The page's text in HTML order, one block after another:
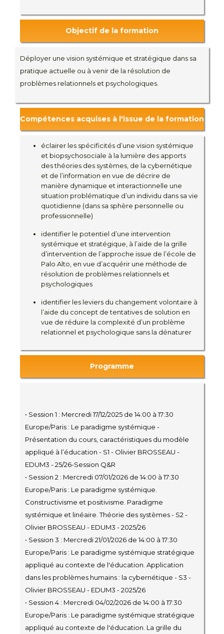
Objectif de la formation
Déployer une vision systémique et stratégique dans sa
pratique actuelle ou à venir de la résolution de
problèmes relationnels et psychologiques.
Compétences acquises à l'issue de la formation
éclairer les spécificités d’une vision systémique
et biopsychosociale à la lumière des apports
des théories des systèmes, de la cybernétique
et de l’information en vue de décrire de
manière dynamique et interactionnelle une
situation problématique d’un individu dans sa vie
quotidienne (dans sa sphère personnelle ou
professionnelle)
identifier le potentiel d’une intervention
systémique et stratégique, à l’aide de la grille
d’intervention de l’approche issue de l’école de
Palo Alto, en vue d’acquérir une méthode de
résolution de problèmes relationnels et
psychologiques
identifier les leviers du changement volontaire à
l’aide du concept de tentatives de solution en
vue de réduire la complexité d’un problème
relationnel et psychologique sans la dénaturer
Programme
• Session 1 : Mercredi 17/12/2025 de 14:00 à 17:30
Europe/Paris : Le paradigme systémique -
Présentation du cours, caractéristiques du modèle
appliqué à l’éducation - S1 - Olivier BROSSEAU -
EDUM3 - 25/26-Session Q&R
• Session 2 : Mercredi 07/01/2026 de 14:00 à 17:30
Europe/Paris : Le paradigme systémique.
Constructivisme et positivisme. Paradigme
systémique et linéaire. Théorie des systèmes - S2 -
Olivier BROSSEAU - EDUM3 - 2025/26
• Session 3 : Mercredi 21/01/2026 de 14:00 à 17:30
Europe/Paris : Le paradigme systémique stratégique
appliqué au contexte de l'éducation. Application
dans les problèmes humains : la cybernétique - S3 -
Olivier BROSSEAU - EDUM3 - 2025/26
• Session 4 : Mercredi 04/02/2026 de 14:00 à 17:30
Europe/Paris : Le paradigme systémique stratégique
appliqué au contexte de l'éducation. La grille du